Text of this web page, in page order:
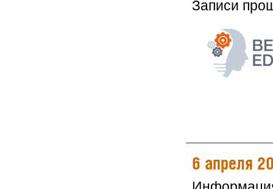
Записи
6 апреля